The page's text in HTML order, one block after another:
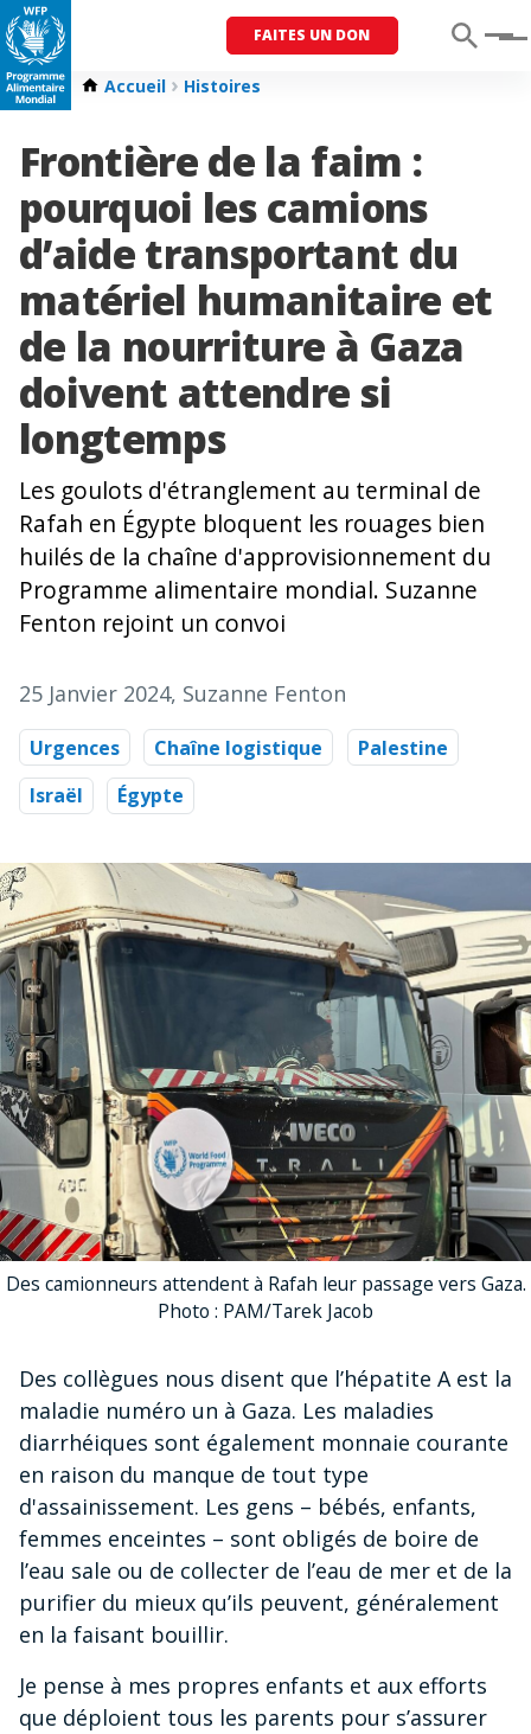
FAITES UN DON Menu
Accueil Histoires
Frontière de la faim :
pourquoi les camions
d’aide transportant du
matériel humanitaire et
de la nourriture à Gaza
doivent attendre si
longtemps
Les goulots d'étranglement au terminal de
Rafah en Égypte bloquent les rouages ​​bien
huilés de la chaîne d'approvisionnement du
Programme alimentaire mondial. Suzanne
Fenton rejoint un convoi
25 Janvier 2024, Suzanne Fenton
Urgences Chaîne logistique
Palestine
Israël
Égypte
Des camionneurs attendent à Rafah leur passage vers Gaza.
Photo : PAM/Tarek Jacob
Des collègues nous disent que l’hépatite A est la
maladie numéro un à Gaza. Les maladies
diarrhéiques sont également monnaie courante
en raison du manque de tout type
d'assainissement. Les gens – bébés, enfants,
femmes enceintes – sont obligés de boire de
l’eau sale ou de collecter de l’eau de mer et de la
purifier du mieux qu’ils peuvent, généralement
en la faisant bouillir.
Je pense à mes propres enfants et aux efforts
que déploient tous les parents pour s’assurer